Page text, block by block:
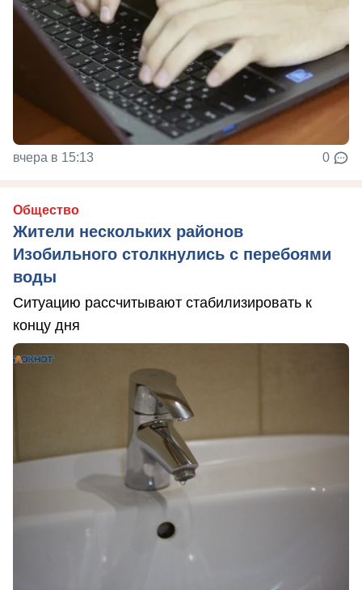
вчера в 15:13 0
Общество
Жители нескольких районов
Изобильного столкнулись с перебоями
воды
Ситуацию рассчитывают стабилизировать к
концу дня